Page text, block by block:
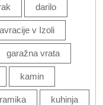
darilo
v Izoli
garažna vrata
kamin
kuhinja